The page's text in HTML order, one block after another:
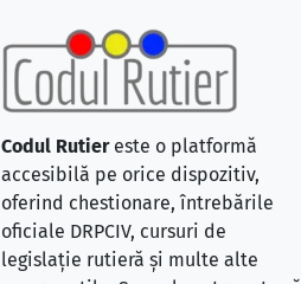
Codul Rutiereste o platformă
accesibilă pe orice dispozitiv,
oferind chestionare, întrebările
oficiale DRPCIV, cursuri de
legislație rutieră și multe alte